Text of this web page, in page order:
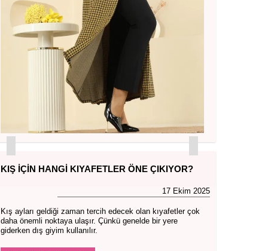
KIŞ İÇIN HANGI KIYAFETLER ÖNE ÇIKIYOR?
17 Ekim 2025
Kış ayları geldiği zaman tercih edecek olan kıyafetler çok
daha önemli noktaya ulaşır. Çünkü genelde bir yere
giderken dış giyim kullanılır.